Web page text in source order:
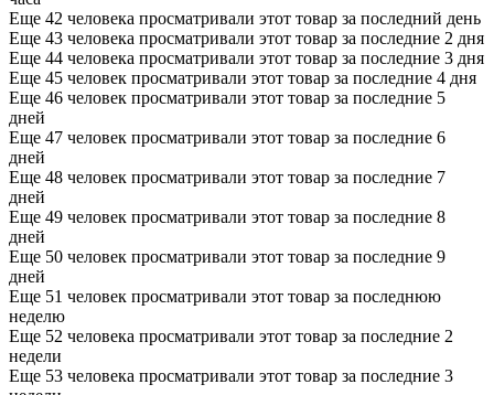
Еще 42 человека просматривали этот товар за последний день
Еще 43 человека просматривали этот товар за последние 2 дня
Еще 44 человека просматривали этот товар за последние 3 дня
Еще 45 человек просматривали этот товар за последние 4 дня
Еще 46 человек просматривали этот товар за последние 5
дней
Еще 47 человек просматривали этот товар за последние 6
дней
Еще 48 человек просматривали этот товар за последние 7
дней
Еще 49 человек просматривали этот товар за последние 8
дней
Еще 50 человек просматривали этот товар за последние 9
дней
Еще 51 человек просматривали этот товар за последнюю
неделю
Еще 52 человека просматривали этот товар за последние 2
недели
Еще 53 человека просматривали этот товар за последние 3